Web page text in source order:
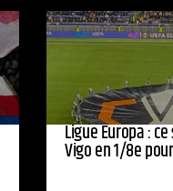
Ligue Europa :
Vigo en 1/8e pour